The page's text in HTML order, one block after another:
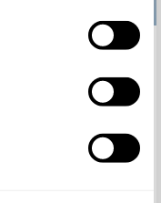
fest för
butiker upp med extra